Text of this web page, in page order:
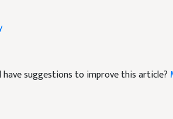
suggestions to improve this article?